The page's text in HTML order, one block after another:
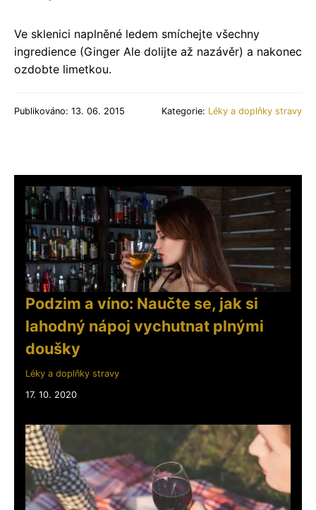
Ve sklenici naplněné ledem smíchejte všechny
ingredience (Ginger Ale dolijte až nazávěr) a nakonec
ozdobte limetkou.
Publikováno: 13. 06. 2015 Kategorie: Léky a doplňky stravy
Podzim a víno: Naučte se, jak si
lahodný nápoj vychutnat plnými
doušky
Léky a doplňky stravy
17. 10. 2020